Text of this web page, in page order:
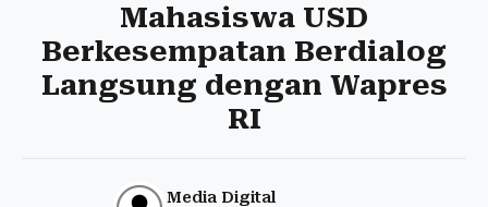
Mahasiswa USD
Berkesempatan Berdialog
Langsung dengan Wapres
RI
Media Digital